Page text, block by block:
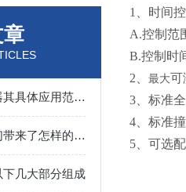
以下是针入度试验器其具体应用范围及场景分析
针入度试验器给我们带来了怎样的特点呢？
几大部分组成
1、时间
A.控制范
B.控制时
2、 最大可
3、标准
4、标准
5、可选